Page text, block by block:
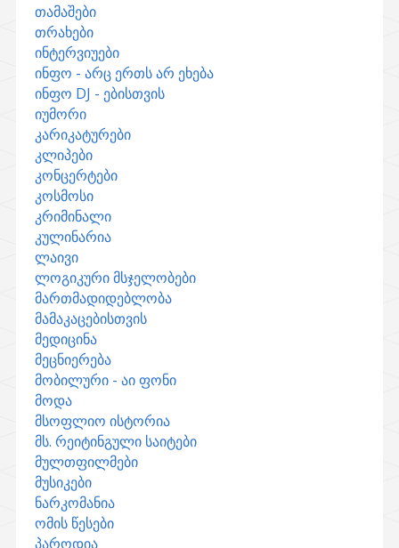
თამაშები
თრახები
ინტერვიუები
ინფო - არც ერთს არ ეხება
ინფო DJ - ებისთვის
იუმორი
კარიკატურები
კლიპები
კონცერტები
კოსმოსი
კრიმინალი
კულინარია
ლაივი
ლოგიკური მსჯელობები
მართმადიდებლობა
მამაკაცებისთვის
მედიცინა
მეცნიერება
მობილური - აი ფონი
მოდა
მსოფლიო ისტორია
მს. რეიტინგული საიტები
მულთფილმები
მუსიკები
ნარკომანია
ომის წესები
პაროდია